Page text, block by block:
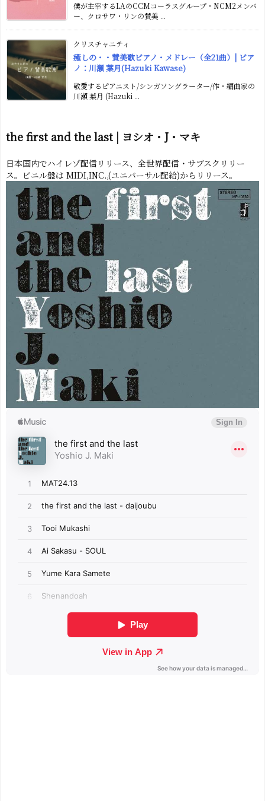
僕が主宰するLAのCCMコーラスグループ・NCM2メンバ
ー、クロサワ・リンの賛美 ...
クリスチャニティ
癒しの・・賛美歌ピアノ・メドレー（全21曲）| ピア
ノ：川瀬 葉月(Hazuki Kawase)
敬愛するピアニスト/シンガソングラーター/作・編曲家の
川瀬 葉月 (Hazuki ...
the first and the last | ヨシオ・J・マキ
日本国内でハイレゾ配信リリース、全世界配信・サブスクリリー
ス。ビニル盤は MIDI,INC.,(ユニバーサル配給)からリリース。